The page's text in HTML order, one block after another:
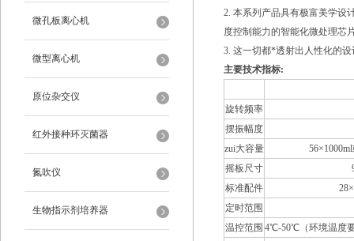
微孔板离心机
微型离心机
原位杂交仪
红外接种环灭菌器
氮吹仪
生物指示剂培养器
2. 本系列产品具有极富美学设
度控制能力的智能化微处理芯
3. 这一切都*透射出人性化的
主要技术指标:
旋转频率
摆振幅度
zui大容量
摇板尺寸
标准配件
定时范围
温控范围 4℃-50℃（环境温度